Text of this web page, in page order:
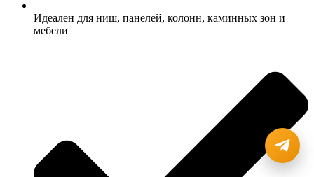
Идеален для ниш, панелей, колонн, каминных зон и
мебели